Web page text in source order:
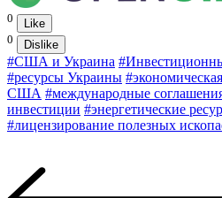
0
Like
0
Dislike
#США и Украина
#ресурсы Украины
США #международные
инвестиции #энергетические
#лицензирование полезных